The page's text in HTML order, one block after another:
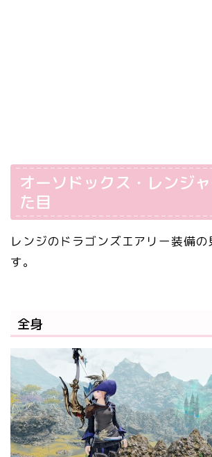
オーソドックス・レンジ
た目
レンジのドラゴンズエアリー装備
す。
全身